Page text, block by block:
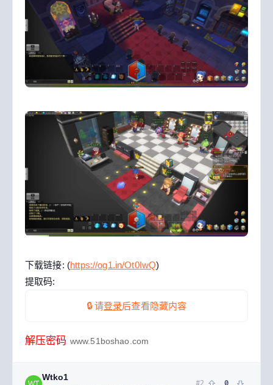
下载链接: (https://og1.in/Ot0IwQ)
提取码:
🔒 请登录后查看隐藏内容
解压密码 www.51boshao.com
Wtko1